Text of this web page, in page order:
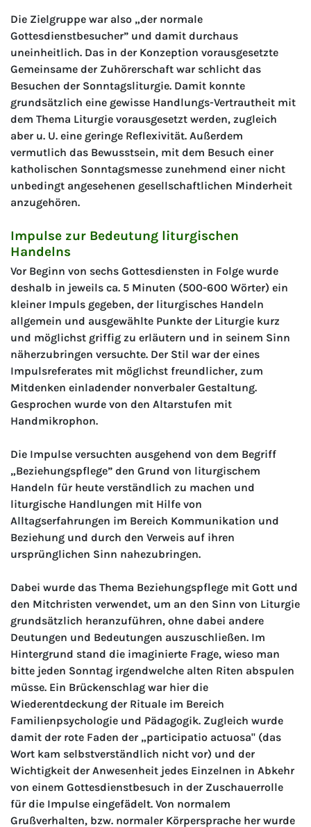
Die Zielgruppe war also „der normale
Gottesdienstbesucher” und damit durchaus
uneinheitlich. Das in der Konzeption vorausgesetzte
Gemeinsame der Zuhörerschaft war schlicht das
Besuchen der Sonntagsliturgie. Damit konnte
grundsätzlich eine gewisse Handlungs-Vertrautheit mit
dem Thema Liturgie vorausgesetzt werden, zugleich
aber u. U. eine geringe Reflexivität. Außerdem
vermutlich das Bewusstsein, mit dem Besuch einer
katholischen Sonntagsmesse zunehmend einer nicht
unbedingt angesehenen gesellschaftlichen Minderheit
anzugehören.
Impulse zur Bedeutung liturgischen
Handelns
Vor Beginn von sechs Gottesdiensten in Folge wurde
deshalb in jeweils ca. 5 Minuten (500-600 Wörter) ein
kleiner Impuls gegeben, der liturgisches Handeln
allgemein und ausgewählte Punkte der Liturgie kurz
und möglichst griffig zu erläutern und in seinem Sinn
näherzubringen versuchte. Der Stil war der eines
Impulsreferates mit möglichst freundlicher, zum
Mitdenken einladender nonverbaler Gestaltung.
Gesprochen wurde von den Altarstufen mit
Handmikrophon.
Die Impulse versuchten ausgehend von dem Begriff
„Beziehungspflege” den Grund von liturgischem
Handeln für heute verständlich zu machen und
liturgische Handlungen mit Hilfe von
Alltagserfahrungen im Bereich Kommunikation und
Beziehung und durch den Verweis auf ihren
ursprünglichen Sinn nahezubringen.
Dabei wurde das Thema Beziehungspflege mit Gott und
den Mitchristen verwendet, um an den Sinn von Liturgie
grundsätzlich heranzuführen, ohne dabei andere
Deutungen und Bedeutungen auszuschließen. Im
Hintergrund stand die imaginierte Frage, wieso man
bitte jeden Sonntag irgendwelche alten Riten abspulen
müsse. Ein Brückenschlag war hier die
Wiederentdeckung der Rituale im Bereich
Familienpsychologie und Pädagogik. Zugleich wurde
damit der rote Faden der „participatio actuosa" (das
Wort kam selbstverständlich nicht vor) und der
Wichtigkeit der Anwesenheit jedes Einzelnen in Abkehr
von einem Gottesdienstbesuch in der Zuschauerrolle
für die Impulse eingefädelt. Von normalem
Grußverhalten, bzw. normaler Körpersprache her wurde